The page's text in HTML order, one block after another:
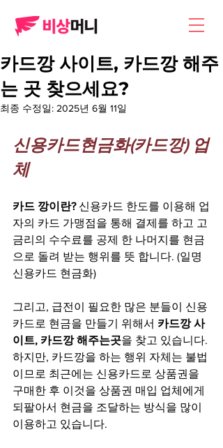
카드깡 사이트, 카드깡 해주
는 곳 찾으세요?
최종 수정일: 2025년 6월 11일
신용카드현금화(카드깡) 업
체
카드 깡이란? 신용카드 한도를 이용해 업
자의 카드 가맹점을 통해 결제를 하고 고
금리의 수수료를 공제 한 나머지를 현금
으로 돌려 받는 행위를 뜻 합니다. (일명
신용카드 현금화)
그리고, 급전이 필요한 많은 분들이 신용
카드로 현금을 만들기 위해서 카드깡 사
이트, 카드깡 해주는곳을 찾고 있습니다.
하지만, 카드깡을 하는 행위 자체는 불법
이므로 최근에는 신용카드로 상품권을
구매 한 후 이것을 상품권 매입 업체에게
되팔아서 현금을 조달하는 방식을 많이
이용하고 있습니다.